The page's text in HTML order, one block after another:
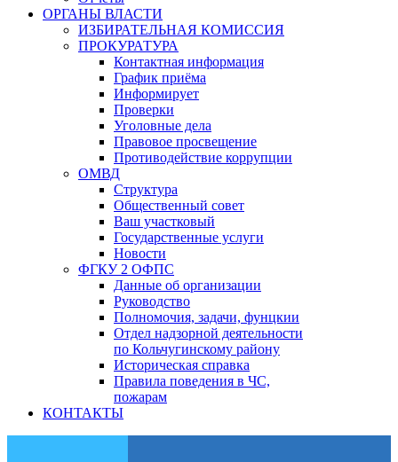
ОРГАНЫ ВЛАСТИ
ИЗБИРАТЕЛЬНАЯ КОМИССИЯ
ПРОКУРАТУРА
Контактная информация
График приёма
Информирует
Проверки
Уголовные дела
Правовое просвещение
Противодействие коррупции
ОМВД
Структура
Общественный совет
Ваш участковый
Государственные услуги
Новости
ФГКУ 2 ОФПС
Данные об организации
Руководство
Полномочия, задачи, фунцкии
Отдел надзорной деятельности
по Кольчугинскому району
Историческая справка
Правила поведения в ЧС,
пожарам
КОНТАКТЫ